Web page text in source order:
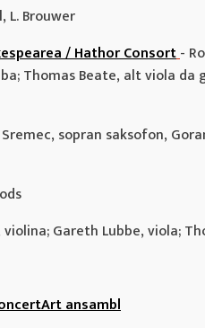
L. Brouwer
/ Hathor Consort-
Thomas Beate, alt viola da
sopran saksofon,
Gareth Lubbe, viola;
ansambl